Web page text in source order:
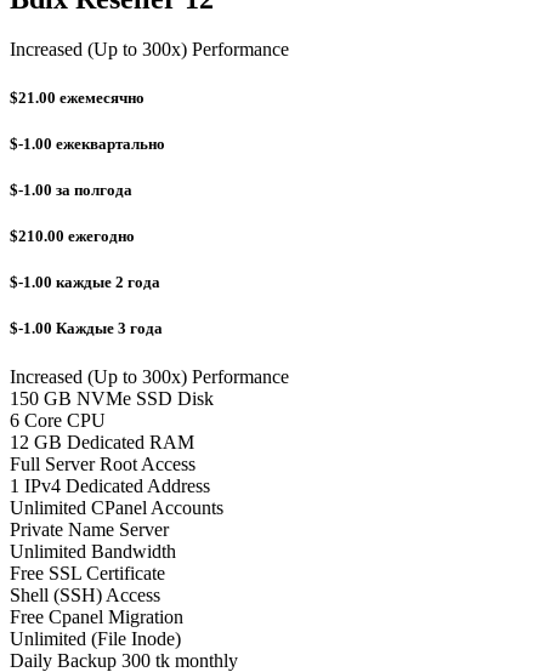
Increased (Up to 300x) Performance
$21.00 ежемесячно
$-1.00 ежеквартально
$-1.00 за полгода
$210.00 ежегодно
$-1.00 каждые 2 года
$-1.00 Каждые 3 года
Increased (Up to 300x) Performance
150 GB NVMe SSD Disk
6 Core CPU
12 GB Dedicated RAM
Full Server Root Access
1 IPv4 Dedicated Address
Unlimited CPanel Accounts
Private Name Server
Unlimited Bandwidth
Free SSL Certificate
Shell (SSH) Access
Free Cpanel Migration
Unlimited (File Inode)
Daily Backup 300 tk monthly